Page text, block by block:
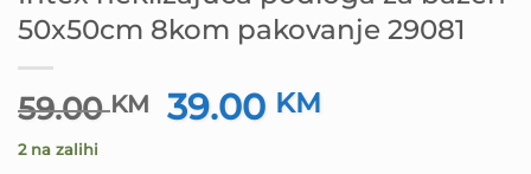
50x50cm 8kom pakovanje 29081
59.00KM
Izvorna
cijena
39.00 KM
2 na zalihi